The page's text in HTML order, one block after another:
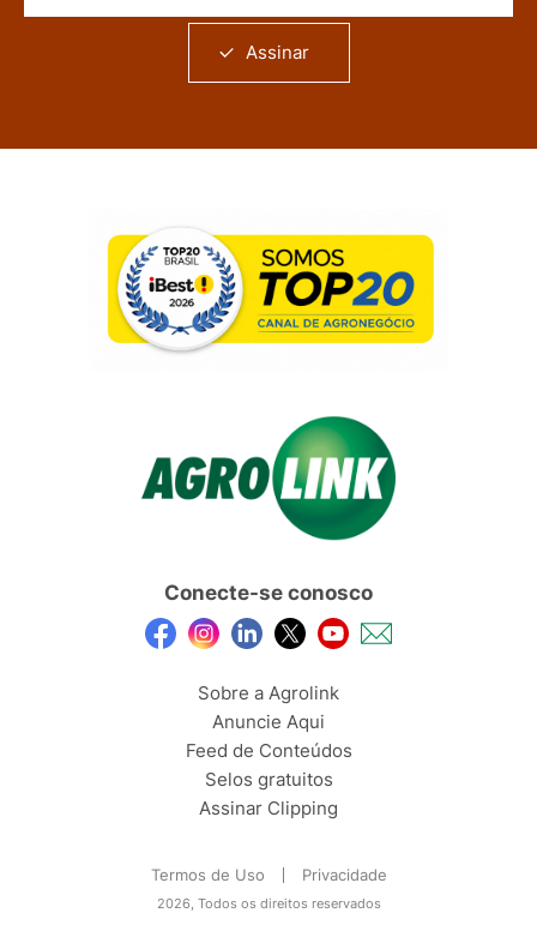
Assinar
Conecte-se conosco
Sobre a Agrolink
Anuncie Aqui
Feed de Conteúdos
Selos gratuitos
Assinar Clipping
Termos de Uso Privacidade
2026, Todos os direitos reservados